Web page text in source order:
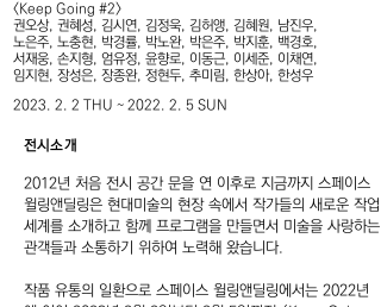
<Keep Going #2>
권오상, 권혜성, 김시연, 김정욱, 김허앵, 김혜원, 남진우,
노은주, 노충현, 박경률, 박노완, 박은주, 박지훈, 백경호,
서재웅, 손지형, 엄유정, 윤향로, 이동근, 이세준, 이채연,
임지현, 장성은, 장종완, 정현두, 추미림, 한상아, 한성우
2023. 2. 2 THU ~ 2022. 2. 5 SUN
전시소개
2012년 처음 전시 공간 문을 연 이후로 지금까지 스페이스
윌링앤딜링은 현대미술의 현장 속에서 작가들의 새로운 작업
세계를 소개하고 함께 프로그램을 만들면서 미술을 사랑하는
관객들과 소통하기 위하여 노력해 왔습니다.
작품 유통의 일환으로 스페이스 윌링앤딜링에서는 2022년